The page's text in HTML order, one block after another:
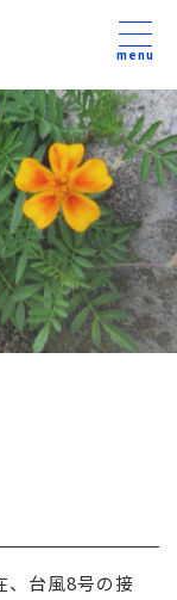
menu
、台風8号の接